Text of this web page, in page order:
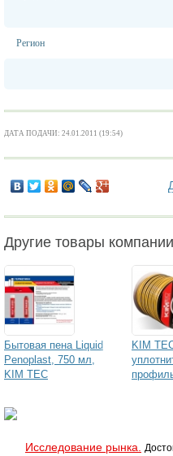
Регион
ДАТА ПОДАЧИ: 24.01.2011 (19:54)
Другие товары
Бытовая пена Liquid
Penoplast, 750 мл,
KIM TEC
KIM
Исследование рынка.